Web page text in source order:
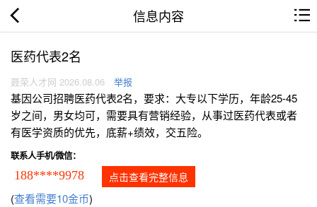
信息内容
医药代表2名
聂荣人才网 2026.08.06 举报
基因公司招聘医药代表2名，要求：大专以下学历，年龄25-45
岁之间，男女均可，需要具有营销经验，从事过医药代表或者
有医学资质的优先，底薪+绩效，交五险。
联系人手机/微信：
188****9978 点击查看完整信息
(查看需要10金币)